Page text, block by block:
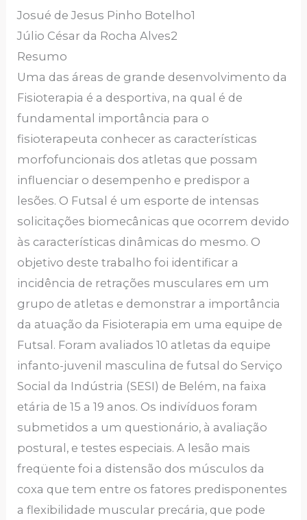
Josué de Jesus Pinho Botelho1
Júlio César da Rocha Alves2
Resumo
Uma das áreas de grande desenvolvimento da
Fisioterapia é a desportiva, na qual é de
fundamental importância para o
fisioterapeuta conhecer as características
morfofuncionais dos atletas que possam
influenciar o desempenho e predispor a
lesões. O Futsal é um esporte de intensas
solicitações biomecânicas que ocorrem devido
às características dinâmicas do mesmo. O
objetivo deste trabalho foi identificar a
incidência de retrações musculares em um
grupo de atletas e demonstrar a importância
da atuação da Fisioterapia em uma equipe de
Futsal. Foram avaliados 10 atletas da equipe
infanto-juvenil masculina de futsal do Serviço
Social da Indústria (SESI) de Belém, na faixa
etária de 15 a 19 anos. Os indivíduos foram
submetidos a um questionário, à avaliação
postural, e testes especiais. A lesão mais
freqüente foi a distensão dos músculos da
coxa que tem entre os fatores predisponentes
a flexibilidade muscular precária, que pode